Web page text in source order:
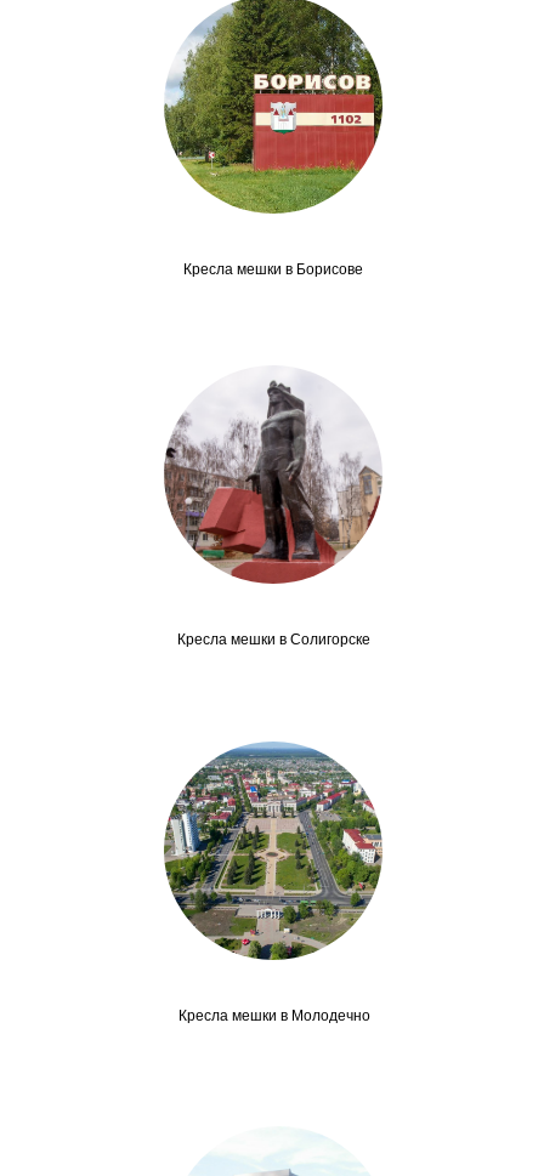
Кресла мешки в Борисове
Кресла мешки в Солигорске
Кресла мешки в Молодечно